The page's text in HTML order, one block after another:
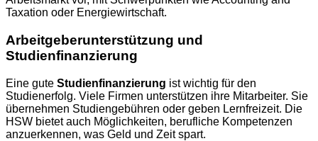
Taxation oder Energiewirtschaft.
Arbeitgeberunterstützung und
Studienfinanzierung
Eine gute Studienfinanzierung ist wichtig für den
Studienerfolg. Viele Firmen unterstützen ihre Mitarbeiter. Sie
übernehmen Studiengebühren oder geben Lernfreizeit. Die
HSW bietet auch Möglichkeiten, berufliche Kompetenzen
anzuerkennen, was Geld und Zeit spart.